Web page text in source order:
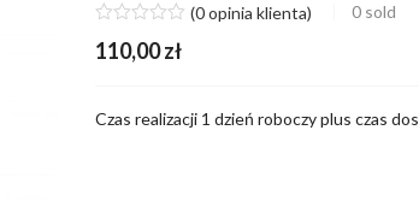
(0opinia klienta) 0 sold
110,00zł
Czas realizacji 1 dzień roboczy plus czas